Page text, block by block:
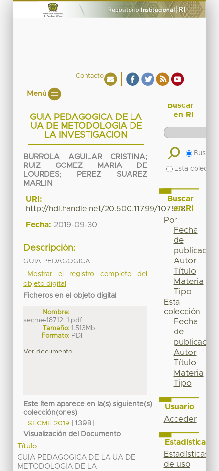
Contacto
Menú
GUIA PEDAGOGICA DE LA
UA DE METODOLOGIA DE
LA INVESTIGACION
BURROLA AGUILAR CRISTINA;
RUIZ GOMEZ MARIA DE
LOURDES;
PEREZ SUAREZ
MARLIN
URI:
http://hdl.handle.net/20.500.11799/107598
Fecha: 2019-09-30
Descripción:
GUIA PEDAGOGICA
Mostrar el registro completo del
objeto digital
Ficheros en el objeto digital
Nombre:
secme-18712_1.pdf
Tamaño: 1.513Mb
Formato: PDF
Ver documento
Este ítem aparece en la(s) siguiente(s)
colección(ones)
SECME 2019
[1398]
Visualización del Documento
Título
GUIA PEDAGOGICA DE LA UA DE
METODOLOGIA DE LA
Buscar
en RI
Buscar
Esta
Buscar
en RI
Por
Fecha
de
publicación
Autor
Título
Materia
Tipo
Esta
colección
Fecha
de
publicación
Autor
Título
Materia
Tipo
Usuario
Acceder
Estadísticas
Estadísticas
de uso